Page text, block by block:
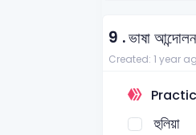
9 .ভাষা
Created: 1 year
হুলিয়া